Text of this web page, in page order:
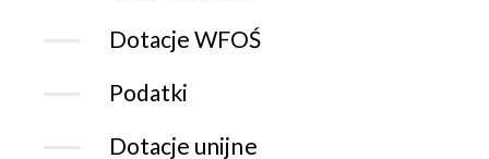
Dotacje WFOŚ
Podatki
Dotacje unijne